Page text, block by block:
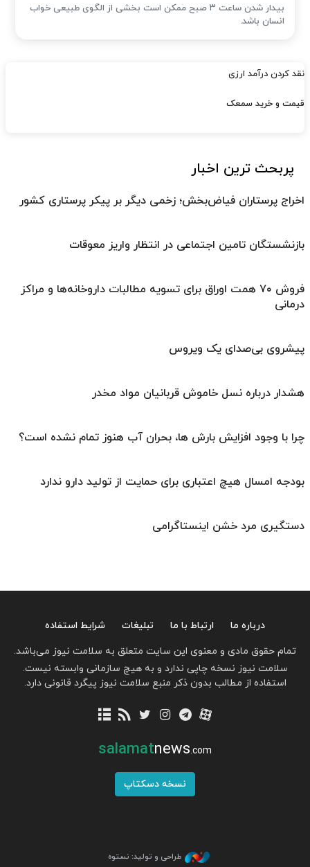
بیدار شدن ساعت ۳ صبح ممکن است بخشی از الگوی طبیعی خواب
انسان باشد.
نقد کردن درآمد ارزی
قیمت و خرید سمعک
پربحث ترین اخبار
اخراج پرستاران فیاض‌بخش؛ زخمی دیگر بر پیکر پرستاری کشور
بازنشستگان تامین اجتماعی در انتظار واریز معوقات
فروش ۷۰ همت اوراق برای تسویه مطالبات داروخانه‌ها و مراکز
درمانی
پیشروی بی‌صدای یک ویروس
هشدار درباره نسل خاموش قربانیان مواد مخدر
چرا با وجود افزایش بارش ها، بحران آب هنوز تمام نشده است؟
بودجه امسال هیچ اعتباری برای حمایت از تولید دارو ندارد
دستگیری مرد خشن اینستاگرامی
درباره ما ارتباط با ما تبلیغات
شرایط استفاده
تمام حقوق مادی و معنوی این سایت متعلق به سلامت نیوز می‌باشد.
سلامت نیوز نسخه چاپی ندارد و به هیچ سازمانی وابسته نیست.
استفاده از مطالب بدون ذکر منبع سلامت نیوز پیگرد قانونی دارد.
salamatnews.com
نسخه دسکتاپ
طراحی و تولید: نستوه